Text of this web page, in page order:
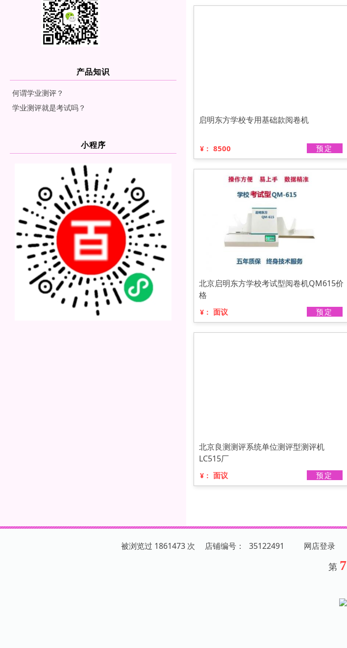
产品知识
何谓学业测评？
学业测评就是考试吗？
小程序
启明东方学校专用基础款阅卷机
¥： 8500 预定
北京启明东方学校考试型阅卷机QM615价
格
¥： 面议 预定
北京良测测评系统单位测评型测评机
LC515厂
¥： 面议 预定
被浏览过 1861473 次 店铺编号： 35122491 网店登录
第 7